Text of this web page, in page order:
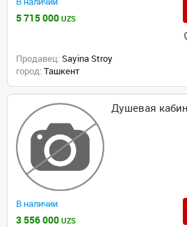
5 715 000 UZS
Продавец: Sayina Stroy
город: Ташкент
Душевая
В наличии
3 556 000 UZS